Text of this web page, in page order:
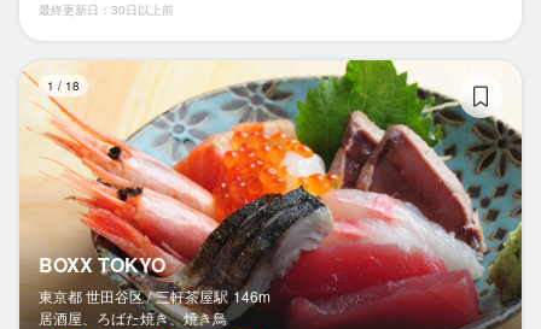
最終更新日：30日以上前
1 / 18
BOXX TOKYO
東京都 世田谷区 / 三軒茶屋駅 146m
居酒屋、ろばた焼き、焼き鳥